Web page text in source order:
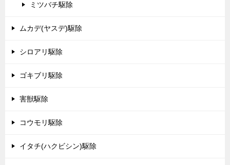
ミツバチ駆除
ムカデ(ヤスデ)駆除
シロアリ駆除
ゴキブリ駆除
害獣駆除
コウモリ駆除
イタチ(ハクビシン)駆除